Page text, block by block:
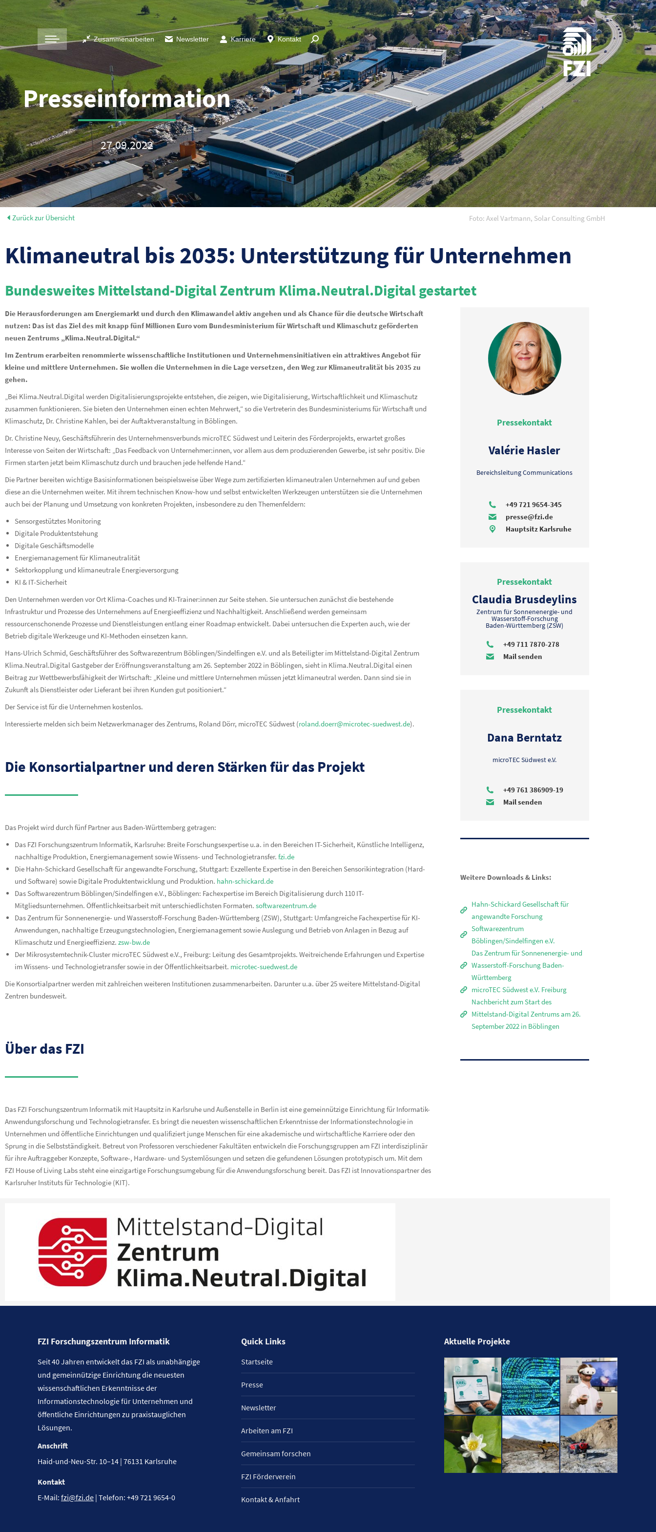
Zusammenarbeiten Newsletter Karriere Kontakt
Presseinformation
27.09.2022
Zurück zur Übersicht Foto: Axel Vartmann, Solar Consulting GmbH
Klimaneutral bis 2035: Unterstützung für Unternehmen
Bundesweites Mittelstand-Digital Zentrum Klima.Neutral.Digital gestartet
Die Herausforderungen am Energiemarkt und durch den Klimawandel aktiv angehen und als Chance für die deutsche Wirtschaft
nutzen: Das ist das Ziel des mit knapp fünf Millionen Euro vom Bundesministerium für Wirtschaft und Klimaschutz geförderten
neuen Zentrums „Klima.Neutral.Digital.“
Im Zentrum erarbeiten renommierte wissenschaftliche Institutionen und Unternehmensinitiativen ein attraktives Angebot für
kleine und mittlere Unternehmen. Sie wollen die Unternehmen in die Lage versetzen, den Weg zur Klimaneutralität bis 2035 zu
gehen.
„Bei Klima.Neutral.Digital werden Digitalisierungsprojekte entstehen, die zeigen, wie Digitalisierung, Wirtschaftlichkeit und Klimaschutz
zusammen funktionieren. Sie bieten den Unternehmen einen echten Mehrwert,“ so die Vertreterin des Bundesministeriums für Wirtschaft und
Klimaschutz, Dr. Christine Kahlen, bei der Auftaktveranstaltung in Böblingen.
Dr. Christine Neuy, Geschäftsführerin des Unternehmensverbunds microTEC Südwest und Leiterin des Förderprojekts, erwartet großes
Interesse von Seiten der Wirtschaft: „Das Feedback von Unternehmer:innen, vor allem aus dem produzierenden Gewerbe, ist sehr positiv. Die
Firmen starten jetzt beim Klimaschutz durch und brauchen jede helfende Hand.“
Die Partner bereiten wichtige Basisinformationen beispielsweise über Wege zum zertifizierten klimaneutralen Unternehmen auf und geben
diese an die Unternehmen weiter. Mit ihrem technischen Know-how und selbst entwickelten Werkzeugen unterstützen sie die Unternehmen
auch bei der Planung und Umsetzung von konkreten Projekten, insbesondere zu den Themenfeldern:
Sensorgestütztes Monitoring
Digitale Produktentstehung
Digitale Geschäftsmodelle
Energiemanagement für Klimaneutralität
Sektorkopplung und klimaneutrale Energieversorgung
KI & IT-Sicherheit
Den Unternehmen werden vor Ort Klima-Coaches und KI-Trainer:innen zur Seite stehen. Sie untersuchen zunächst die bestehende
Infrastruktur und Prozesse des Unternehmens auf Energieeffizienz und Nachhaltigkeit. Anschließend werden gemeinsam
ressourcenschonende Prozesse und Dienstleistungen entlang einer Roadmap entwickelt. Dabei untersuchen die Experten auch, wie der
Betrieb digitale Werkzeuge und KI-Methoden einsetzen kann.
Hans-Ulrich Schmid, Geschäftsführer des Softwarezentrum Böblingen/Sindelfingen e.V. und als Beteiligter im Mittelstand-Digital Zentrum
Klima.Neutral.Digital Gastgeber der Eröffnungsveranstaltung am 26. September 2022 in Böblingen, sieht in Klima.Neutral.Digital einen
Beitrag zur Wettbewerbsfähigkeit der Wirtschaft: „Kleine und mittlere Unternehmen müssen jetzt klimaneutral werden. Dann sind sie in
Zukunft als Dienstleister oder Lieferant bei ihren Kunden gut positioniert.“
Der Service ist für die Unternehmen kostenlos.
Interessierte melden sich beim Netzwerkmanager des Zentrums, Roland Dörr, microTEC Südwest (roland.doerr@microtec-suedwest.de).
Die Konsortialpartner und deren Stärken für das Projekt
Das Projekt wird durch fünf Partner aus Baden-Württemberg getragen:
Das FZI Forschungszentrum Informatik, Karlsruhe: Breite Forschungsexpertise u.a. in den Bereichen IT-Sicherheit, Künstliche Intelligenz,
nachhaltige Produktion, Energiemanagement sowie Wissens- und Technologietransfer. fzi.de
Die Hahn-Schickard Gesellschaft für angewandte Forschung, Stuttgart: Exzellente Expertise in den Bereichen Sensorikintegration (Hard-
und Software) sowie Digitale Produktentwicklung und Produktion. hahn-schickard.de
Das Softwarezentrum Böblingen/Sindelfingen e.V., Böblingen: Fachexpertise im Bereich Digitalisierung durch 110 IT-
Mitgliedsunternehmen. Öffentlichkeitsarbeit mit unterschiedlichsten Formaten. softwarezentrum.de
Das Zentrum für Sonnenenergie- und Wasserstoff-Forschung Baden-Württemberg (ZSW), Stuttgart: Umfangreiche Fachexpertise für KI-
Anwendungen, nachhaltige Erzeugungstechnologien, Energiemanagement sowie Auslegung und Betrieb von Anlagen in Bezug auf
Klimaschutz und Energieeffizienz. zsw-bw.de
Der Mikrosystemtechnik-Cluster microTEC Südwest e.V., Freiburg: Leitung des Gesamtprojekts. Weitreichende Erfahrungen und Expertise
im Wissens- und Technologietransfer sowie in der Öffentlichkeitsarbeit. microtec-suedwest.de
Die Konsortialpartner werden mit zahlreichen weiteren Institutionen zusammenarbeiten. Darunter u.a. über 25 weitere Mittelstand-Digital
Zentren bundesweit.
Über das FZI
Das FZI Forschungszentrum Informatik mit Hauptsitz in Karlsruhe und Außenstelle in Berlin ist eine gemeinnützige Einrichtung für Informatik-
Anwendungsforschung und Technologietransfer. Es bringt die neuesten wissenschaftlichen Erkenntnisse der Informationstechnologie in
Unternehmen und öffentliche Einrichtungen und qualifiziert junge Menschen für eine akademische und wirtschaftliche Karriere oder den
Sprung in die Selbstständigkeit. Betreut von Professoren verschiedener Fakultäten entwickeln die Forschungsgruppen am FZI interdisziplinär
für ihre Auftraggeber Konzepte, Software-, Hardware- und Systemlösungen und setzen die gefundenen Lösungen prototypisch um. Mit dem
FZI House of Living Labs steht eine einzigartige Forschungsumgebung für die Anwendungsforschung bereit. Das FZI ist Innovationspartner des
Karlsruher Instituts für Technologie (KIT).
Pressekontakt
Valérie Hasler
Bereichsleitung Communications
+49 721 9654-345
presse@fzi.de
Hauptsitz Karlsruhe
Pressekontakt
Claudia Brusdeylins
Zentrum für Sonnenenergie- und
Wasserstoff-Forschung
Baden-Württemberg (ZSW)
+49 711 7870-278
Mail senden
Pressekontakt
Dana Berntatz
microTEC Südwest e.V.
+49 761 386909-19
Mail senden
Weitere Downloads & Links:
Hahn-Schickard Gesellschaft für
angewandte Forschung
Softwarezentrum
Böblingen/Sindelfingen e.V.
Das Zentrum für Sonnenenergie- und
Wasserstoff-Forschung Baden-
Württemberg
microTEC Südwest e.V. Freiburg
Nachbericht zum Start des
Mittelstand-Digital Zentrums am 26.
September 2022 in Böblingen
FZI Forschungszentrum Informatik
Seit 40 Jahren entwickelt das FZI als unabhängige
und gemeinnützige Einrichtung die neuesten
wissenschaftlichen Erkenntnisse der
Informationstechnologie für Unternehmen und
öffentliche Einrichtungen zu praxistauglichen
Lösungen.
Anschrift
Haid-und-Neu-Str. 10–14 | 76131 Karlsruhe
Kontakt
E-Mail: fzi@fzi.de | Telefon: +49 721 9654-0
Quick Links
Startseite
Presse
Newsletter
Arbeiten am FZI
Gemeinsam forschen
FZI Förderverein
Kontakt & Anfahrt
Aktuelle Projekte